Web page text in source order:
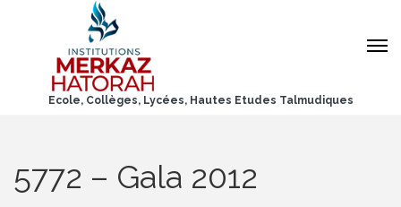
Ecole, Collèges, Lycées, Hautes Etudes Talmudiques
5772 – Gala 2012